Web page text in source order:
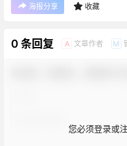
海报分享 收藏
0 条回复 A 文章作者 M
您必须登录或